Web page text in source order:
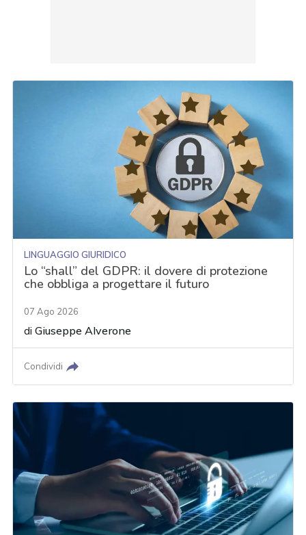
LINGUAGGIO GIURIDICO
Lo “shall” del GDPR: il dovere di protezione
che obbliga a progettare il futuro
07 Ago 2026
diGiuseppe Alverone
Condividi